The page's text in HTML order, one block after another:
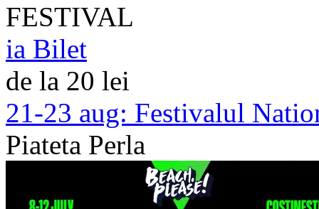
FESTIVAL
ia Bilet
de la 20 lei
21-23 aug: Festivalul
Piateta Perla